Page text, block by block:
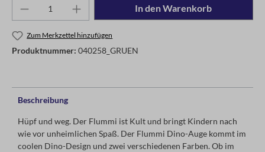
In den Warenkorb
Zum Merkzettel hinzufügen
Produktnummer: 040258_GRUEN
Beschreibung
Hüpf und weg. Der Flummi ist Kult und bringt Kindern nach
wie vor unheimlichen Spaß. Der Flummi Dino-Auge kommt im
coolen Dino-Design und zwei verschiedenen Farben. Ob im